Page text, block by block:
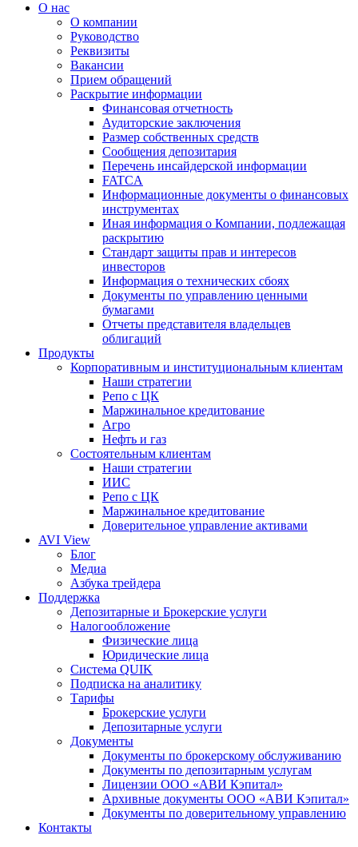
О нас
О компании
Руководство
Реквизиты
Вакансии
Прием обращений
Раскрытие информации
Финансовая отчетность
Аудиторские заключения
Размер собственных средств
Сообщения депозитария
Перечень инсайдерской информации
FATCA
Информационные документы о финансовых
инструментах
Иная информация о Компании, подлежащая
раскрытию
Стандарт защиты прав и интересов
инвесторов
Информация о технических сбоях
Документы по управлению ценными
бумагами
Отчеты представителя владельцев
облигаций
Продукты
Корпоративным и институциональным клиентам
Наши стратегии
Репо с ЦК
Маржинальное кредитование
Агро
Нефть и газ
Состоятельным клиентам
Наши стратегии
ИИС
Репо с ЦК
Маржинальное кредитование
Доверительное управление активами
AVI View
Блог
Медиа
Азбука трейдера
Поддержка
Депозитарные и Брокерские услуги
Налогообложение
Физические лица
Юридические лица
Система QUIK
Подписка на аналитику
Тарифы
Брокерские услуги
Депозитарные услуги
Документы
Документы по брокерскому обслуживанию
Документы по депозитарным услугам
Лицензии ООО «АВИ Кэпитал»
Архивные документы ООО «АВИ Кэпитал»
Документы по доверительному управлению
Контакты